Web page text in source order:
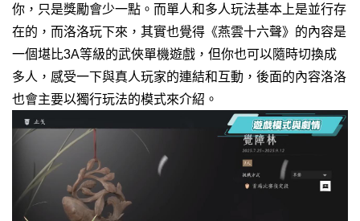
你，只是獎勵會少一點。 而單人和多人玩法基本上是並行存
在的，而洛洛玩下來，其實也覺得《燕雲十六聲》的內容是
一個堪比3A等級的武俠單機遊戲，但你也可以隨時切換成
多人，感受一下與真人玩家的連結和互動，後面的內容洛洛
也會主要以獨行玩法的模式來介紹。